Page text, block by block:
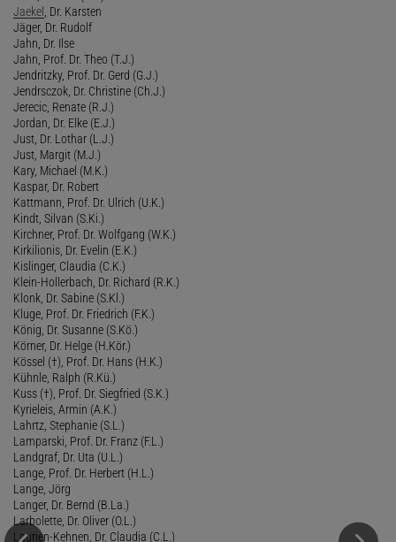
Jaekel , Dr. Karsten
Jäger, Dr. Rudolf
Jahn, Dr. Ilse
Jahn, Prof. Dr. Theo (T.J.)
Jendritzky, Prof. Dr. Gerd (G.J.)
Jendrsczok, Dr. Christine (Ch.J.)
Jerecic, Renate (R.J.)
Jordan, Dr. Elke (E.J.)
Just, Dr. Lothar (L.J.)
Just, Margit (M.J.)
Kary, Michael (M.K.)
Kaspar, Dr. Robert
Kattmann, Prof. Dr. Ulrich (U.K.)
Kindt, Silvan (S.Ki.)
Kirchner, Prof. Dr. Wolfgang (W.K.)
Kirkilionis, Dr. Evelin (E.K.)
Kislinger, Claudia (C.K.)
Klein-Hollerbach, Dr. Richard (R.K.)
Klonk, Dr. Sabine (S.Kl.)
Kluge, Prof. Dr. Friedrich (F.K.)
König, Dr. Susanne (S.Kö.)
Körner, Dr. Helge (H.Kör.)
Kössel (†), Prof. Dr. Hans (H.K.)
Kühnle, Ralph (R.Kü.)
Kuss (†), Prof. Dr. Siegfried (S.K.)
Kyrieleis, Armin (A.K.)
Lahrtz, Stephanie (S.L.)
Lamparski, Prof. Dr. Franz (F.L.)
Landgraf, Dr. Uta (U.L.)
Lange, Prof. Dr. Herbert (H.L.)
Lange, Jörg
Langer, Dr. Bernd (B.La.)
Larbolette, Dr. Oliver (O.L.)
Laurien-Kehnen, Dr. Claudia (C.L.)